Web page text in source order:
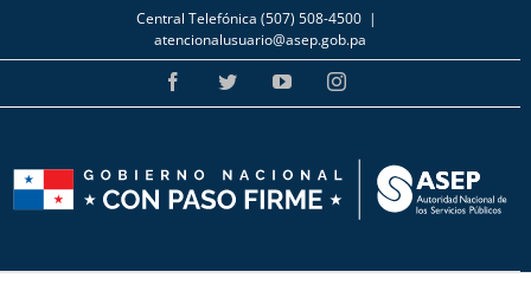
Skip
to
content
Central Telefónica (507) 508-4500 |
atencionalusuario@asep.gob.pa
FacebookTwitterYouTubeInstagram